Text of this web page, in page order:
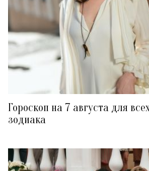
Гороскоп на 7 августа для
зодиака